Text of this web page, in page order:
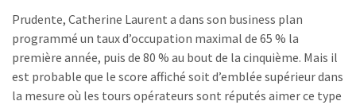
Prudente, Catherine Laurent a dans son business plan
programmé un taux d’occupation maximal de 65 % la
première année, puis de 80 % au bout de la cinquième. Mais il
est probable que le score affiché soit d’emblée supérieur dans
la mesure où les tours opérateurs sont réputés aimer ce type